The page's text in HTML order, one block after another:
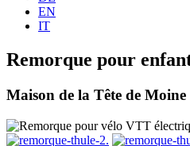
EN
IT
Remorque pour
Maison de la Tête de Moine